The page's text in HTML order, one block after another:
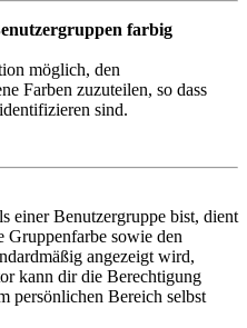
farbig
möglich, den
Farben zuzuteilen, so dass
sind.
einer Benutzergruppe bist, dient
Gruppenfarbe sowie den
angezeigt wird,
kann dir die Berechtigung
persönlichen Bereich selbst